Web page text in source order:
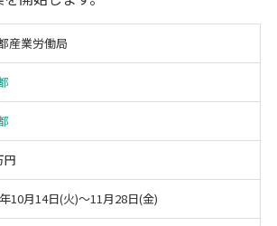
検索
産業労働局
円
10月14日(火)〜11月28日(金)